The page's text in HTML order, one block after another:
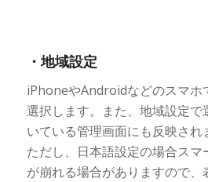
・地域設定
iPhoneやAndroidなどのスマホ
選択します。また、地域設定で
いている管理画面にも反映され
ただし、日本語設定の場合ス
が崩れる場合がありますので、